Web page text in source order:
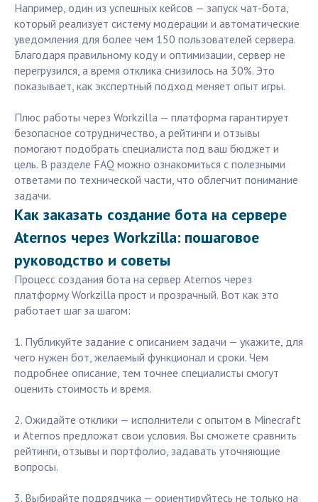
Например, один из успешных кейсов — запуск чат-бота,
который реализует систему модерации и автоматические
уведомления для более чем 150 пользователей сервера.
Благодаря правильному коду и оптимизации, сервер не
перегрузился, а время отклика снизилось на 30%. Это
показывает, как экспертный подход меняет опыт игры.
Плюс работы через Workzilla — платформа гарантирует
безопасное сотрудничество, а рейтинги и отзывы
помогают подобрать специалиста под ваш бюджет и
цель. В разделе FAQ можно ознакомиться с полезными
ответами по технической части, что облегчит понимание
задачи.
Как заказать создание бота на сервере
Aternos через Workzilla: пошаговое
руководство и советы
Процесс создания бота на сервер Aternos через
платформу Workzilla прост и прозрачный. Вот как это
работает шаг за шагом:
1. Публикуйте задание с описанием задачи — укажите, для
чего нужен бот, желаемый функционал и сроки. Чем
подробнее описание, тем точнее специалисты смогут
оценить стоимость и время.
2. Ожидайте отклики — исполнители с опытом в Minecraft
и Aternos предложат свои условия. Вы сможете сравнить
рейтинги, отзывы и портфолио, задавать уточняющие
вопросы.
3. Выбирайте подрядчика — ориентируйтесь не только на